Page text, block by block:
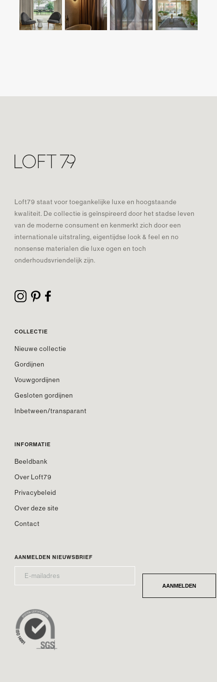
Loft79 staat voor toegankelijke luxe en hoogstaande
kwaliteit. De collectie is geïnspireerd door het stadse leven
van de moderne consument en kenmerkt zich door een
internationale uitstraling, eigentijdse look & feel en no
nonsense materialen die luxe ogen en toch
onderhoudsvriendelijk zijn.
COLLECTIE
Nieuwe collectie
Gordijnen
Vouwgordijnen
Gesloten gordijnen
Inbetween/transparant
INFORMATIE
Beeldbank
Over Loft79
Privacybeleid
Over deze site
Contact
AANMELDEN NIEUWSBRIEF
MAILADRES* AANMELDEN